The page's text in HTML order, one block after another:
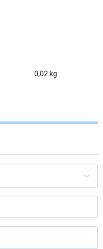
0,02 kg